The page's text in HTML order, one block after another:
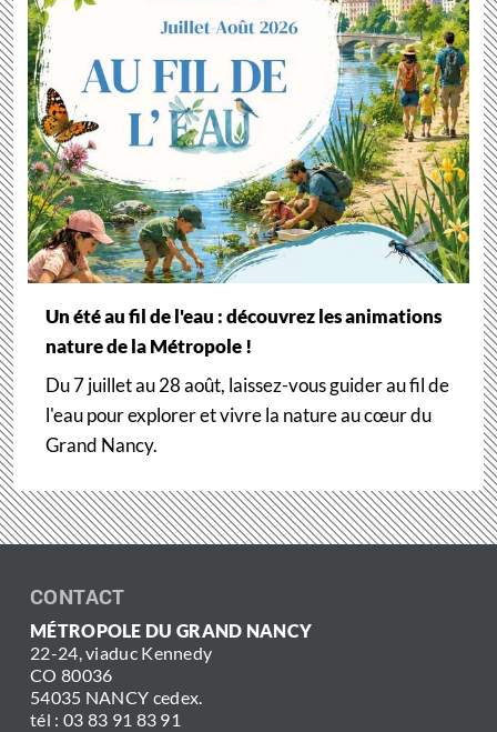
Un été au fil de l'eau : découvrez les animations
nature de la Métropole !
Du 7 juillet au 28 août, laissez-vous guider au fil de
l'eau pour explorer et vivre la nature au cœur du
Grand Nancy.
CONTACT
MÉTROPOLE DU GRAND NANCY
22-24, viaduc Kennedy
CO 80036
54035 NANCY cedex.
tél : 03 83 91 83 91